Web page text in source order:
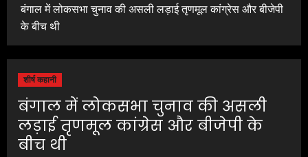
बंगाल में लोकसभा चुनाव की असली लड़ाई तृणमूल कांग्रेस और बीजेपी
के बीच थी
शीर्ष कहानी
बंगाल में लोकसभा चुनाव की असली
लड़ाई तृणमूल कांग्रेस और बीजेपी के
बीच थी